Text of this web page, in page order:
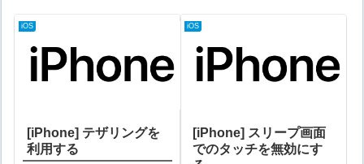
iOS
[iPhone] テザリングを
利用する
iOS
[iPhone] スリープ画面
でのタッチを無効にす